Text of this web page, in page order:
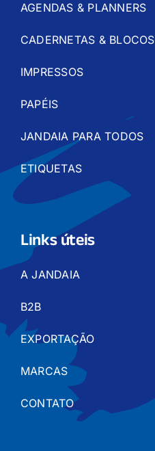
AGENDAS & PLANNERS
CADERNETAS & BLOCOS
IMPRESSOS
PAPÉIS
JANDAIA PARA TODOS
ETIQUETAS
Links úteis
A JANDAIA
B2B
EXPORTAÇÃO
MARCAS
CONTATO